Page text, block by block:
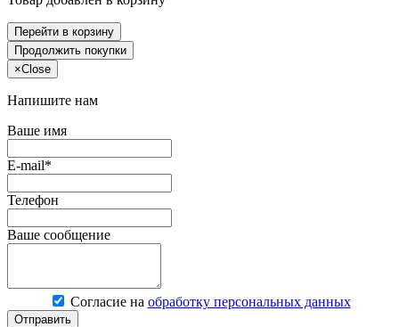
Перейти в корзину
Продолжить покупки
×Close
Напишите нам
Ваше имя
E-mail*
Телефон
Ваше сообщение
Согласие на обработку персональных данных
Отправить